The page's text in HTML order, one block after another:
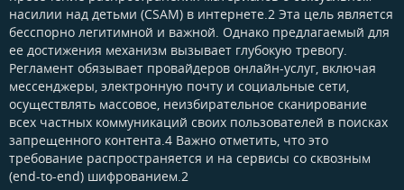
насилии над детьми (CSAM) в интернете.2 Эта цель является
бесспорно легитимной и важной. Однако предлагаемый для
ее достижения механизм вызывает глубокую тревогу.
Регламент обязывает провайдеров онлайн-услуг, включая
мессенджеры, электронную почту и социальные сети,
осуществлять массовое, неизбирательное сканирование
всех частных коммуникаций своих пользователей в поисках
запрещенного контента.4 Важно отметить, что это
требование распространяется и на сервисы со сквозным
(end-to-end) шифрованием.2